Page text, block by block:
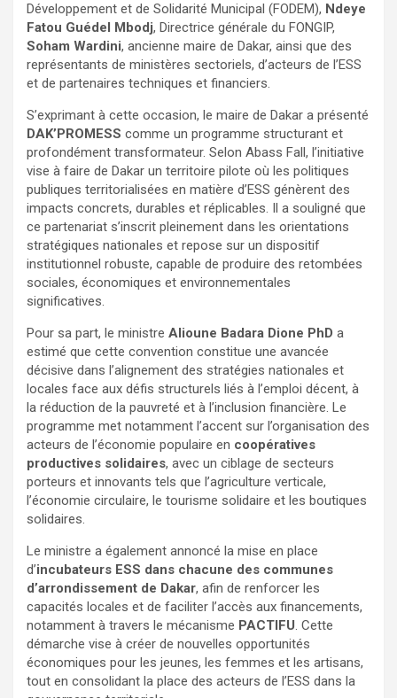
Développement et de Solidarité Municipal (FODEM), Ndeye
Fatou Guédel Mbodj, Directrice générale du FONGIP,
Soham Wardini, ancienne maire de Dakar, ainsi que des
représentants de ministères sectoriels, d’acteurs de l’ESS
et de partenaires techniques et financiers.
S’exprimant à cette occasion, le maire de Dakar a présenté
DAK’PROMESS comme un programme structurant et
profondément transformateur. Selon Abass Fall, l’initiative
vise à faire de Dakar un territoire pilote où les politiques
publiques territorialisées en matière d’ESS génèrent des
impacts concrets, durables et réplicables. Il a souligné que
ce partenariat s’inscrit pleinement dans les orientations
stratégiques nationales et repose sur un dispositif
institutionnel robuste, capable de produire des retombées
sociales, économiques et environnementales
significatives.
Pour sa part, le ministre Alioune Badara Dione PhD a
estimé que cette convention constitue une avancée
décisive dans l’alignement des stratégies nationales et
locales face aux défis structurels liés à l’emploi décent, à
la réduction de la pauvreté et à l’inclusion financière. Le
programme met notamment l’accent sur l’organisation des
acteurs de l’économie populaire en coopératives
productives solidaires, avec un ciblage de secteurs
porteurs et innovants tels que l’agriculture verticale,
l’économie circulaire, le tourisme solidaire et les boutiques
solidaires.
Le ministre a également annoncé la mise en place
d’incubateurs ESS dans chacune des communes
d’arrondissement de Dakar, afin de renforcer les
capacités locales et de faciliter l’accès aux financements,
notamment à travers le mécanisme PACTIFU. Cette
démarche vise à créer de nouvelles opportunités
économiques pour les jeunes, les femmes et les artisans,
tout en consolidant la place des acteurs de l’ESS dans la